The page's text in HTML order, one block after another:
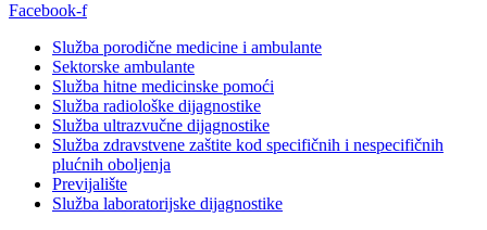
Facebook-f
Služba porodične medicine i ambulante
Sektorske ambulante
Služba hitne medicinske pomoći
Služba radiološke dijagnostike
Služba ultrazvučne dijagnostike
Služba zdravstvene zaštite kod specifičnih i nespecifičnih
plućnih oboljenja
Previjalište
Služba laboratorijske dijagnostike